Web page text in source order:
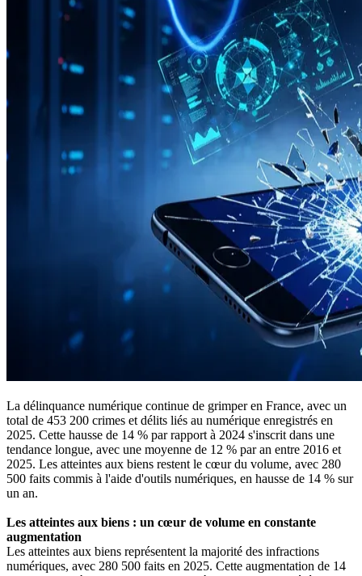
La délinquance numérique continue de grimper en France, avec un
total de 453 200 crimes et délits liés au numérique enregistrés en
2025. Cette hausse de 14 % par rapport à 2024 s'inscrit dans une
tendance longue, avec une moyenne de 12 % par an entre 2016 et
2025. Les atteintes aux biens restent le cœur du volume, avec 280
500 faits commis à l'aide d'outils numériques, en hausse de 14 % sur
un an.
Les atteintes aux biens : un cœur de volume en constante
augmentation
Les atteintes aux biens représentent la majorité des infractions
numériques, avec 280 500 faits en 2025. Cette augmentation de 14